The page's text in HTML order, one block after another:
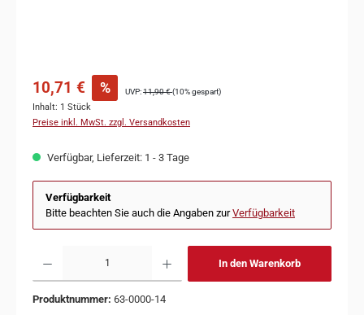
10,71 € % UVP:11,90 €(10% gespart)
Inhalt: 1 Stück
Preise inkl. MwSt. zzgl. Versandkosten
Verfügbar, Lieferzeit: 1 - 3 Tage
Verfügbarkeit
Bitte beachten Sie auch die Angaben zurVerfügbarkeit
In den Warenkorb
Produktnummer: 63-0000-14